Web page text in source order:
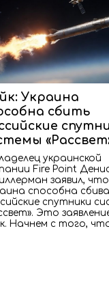
Украина
сбить
украинской
Fire Point
заявил, что
способна
спутники
Это
Начнем с того,